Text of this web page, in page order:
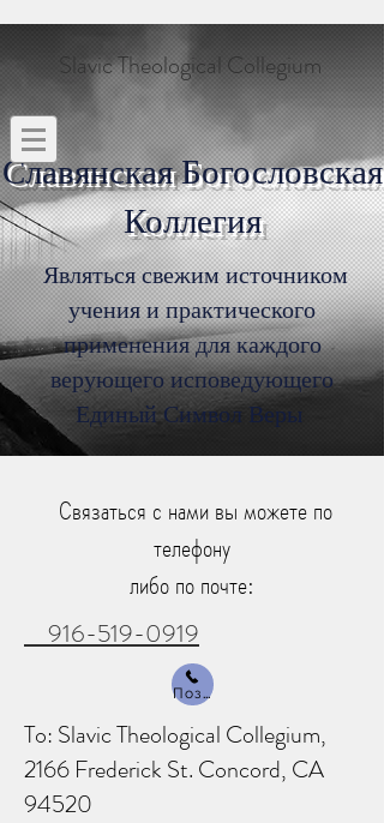
Slavic Theological Collegium
Славянская Богословская
Коллегия
Являться свежим источником
учения и практического
применения для каждого
верующего исповедующего
Единый Символ Веры
Связаться с нами вы можете по
телефону
либо по почте:
916-519-0919
Позвонить
To: Slavic Theological Collegium,
2166 Frederick St. Concord, CA
94520